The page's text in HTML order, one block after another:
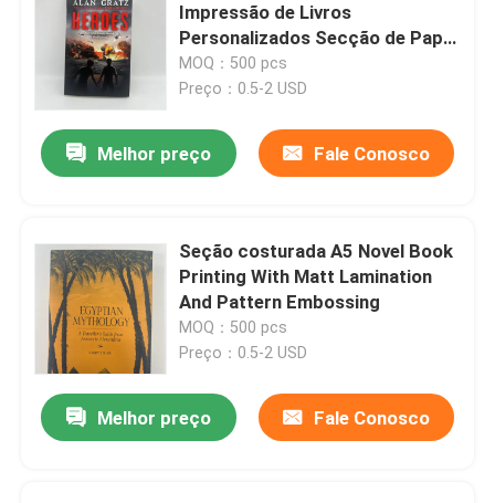
Produtos
Vídeos
Sobre nós
Impressão de Livros
Personalizados Secção de Papel
Não Revestido Cosido 80gm
MOQ：500 pcs
Preço：0.5-2 USD
Melhor preço Fale Conosco
Seção costurada A5 Novel Book
Printing With Matt Lamination
And Pattern Embossing
MOQ：500 pcs
Preço：0.5-2 USD
Melhor preço Fale Conosco